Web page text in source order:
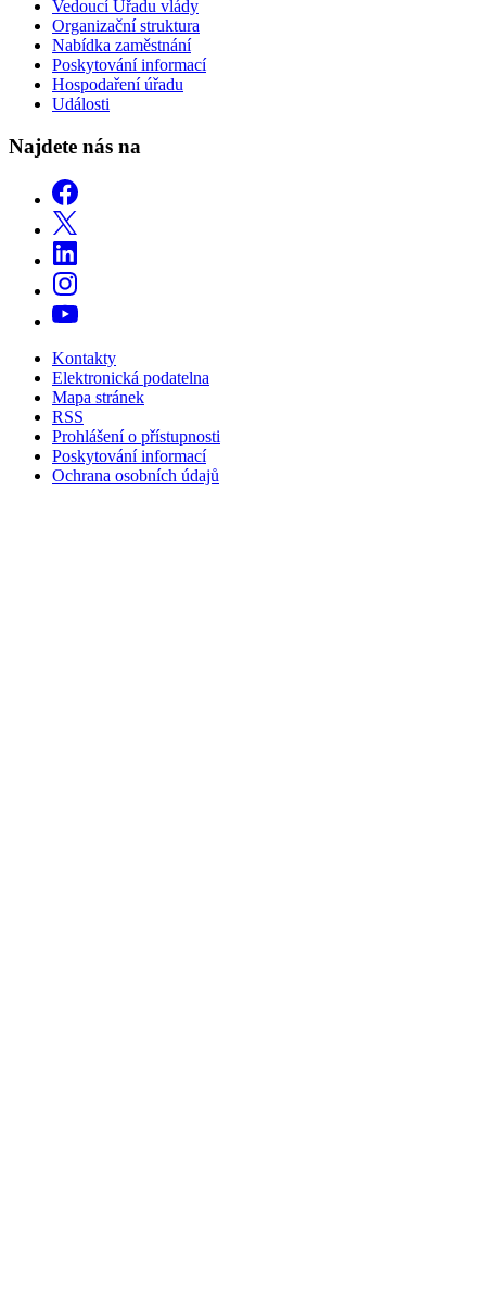
Vedoucí Úřadu vlády
Organizační struktura
Nabídka zaměstnání
Poskytování informací
Hospodaření úřadu
Události
Najdete nás na
Kontakty
Elektronická podatelna
Mapa stránek
RSS
Prohlášení o přístupnosti
Poskytování informací
Ochrana osobních údajů